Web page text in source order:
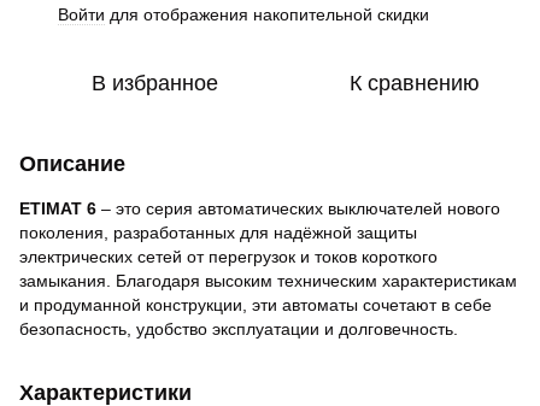
Войти для отображения накопительной скидки
В избранное К сравнению
Описание
ETIMAT 6 – это серия автоматических выключателей нового
поколения, разработанных для надёжной защиты
электрических сетей от перегрузок и токов короткого
замыкания. Благодаря высоким техническим характеристикам
и продуманной конструкции, эти автоматы сочетают в себе
безопасность, удобство эксплуатации и долговечность.
Характеристики